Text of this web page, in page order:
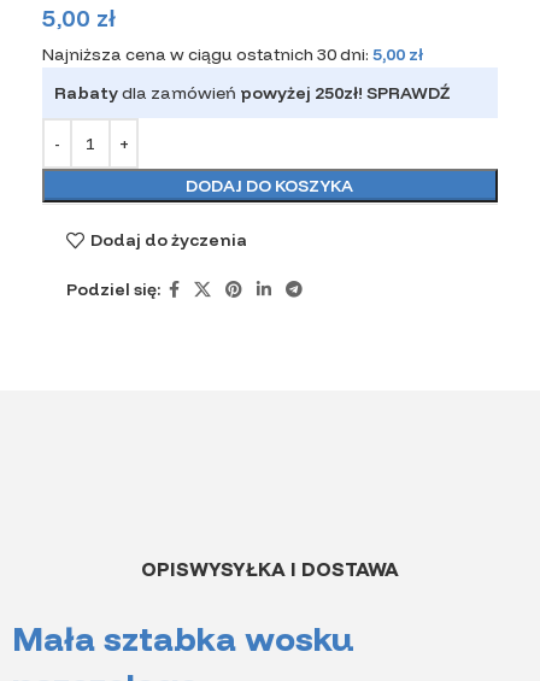
5,00 zł
Najniższa cena w ciągu ostatnich 30 dni: 5,00 zł
Rabatydla zamówień powyżej 250zł! SPRAWDŹ
DODAJ DO KOSZYKA
Dodaj do życzenia
Podziel się:
OPISWYSYŁKA I DOSTAWA
Mała sztabka wosku